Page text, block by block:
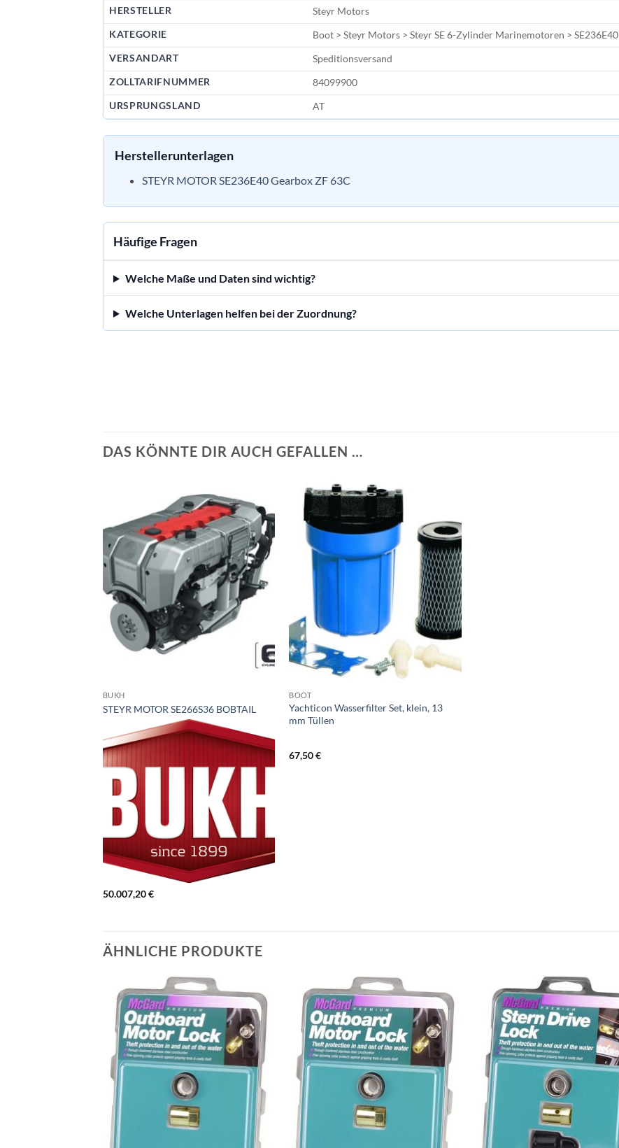
HERSTELLER Steyr Motors
KATEGORIE Boot > Steyr Motors > Steyr SE 6-Zylinder Marinemotoren > SE236E40
VERSANDART Speditionsversand
ZOLLTARIFNUMMER 84099900
URSPRUNGSLAND AT
Herstellerunterlagen
STEYR MOTOR SE236E40 Gearbox ZF 63C
Häufige Fragen
Welche Maße und Daten sind wichtig?
Welche Unterlagen helfen bei der Zuordnung?
DAS KÖNNTE DIR AUCH GEFALLEN …
BUKH
STEYR MOTOR SE266S36 BOBTAIL
50.007,20€
BOOT
Yachticon Wasserfilter Set, klein, 13
mm Tüllen
67,50€
ÄHNLICHE PRODUKTE